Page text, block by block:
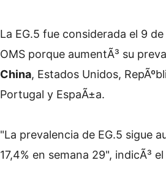
La EG.5 fue considerada el 9
OMS porque aumentÃ³ su
China, Estados Unidos,
Portugal y EspaÃ±a.
"La prevalencia de EG.5 sigue
17,4% en semana 29", indicÃ³